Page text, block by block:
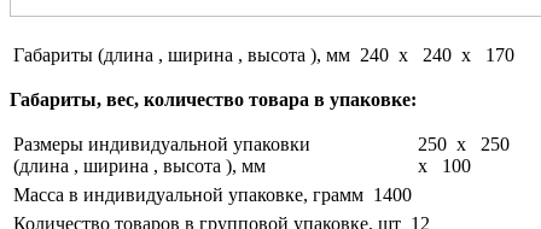
Габариты (длина , ширина , высота ), мм 240 x 240 x 170
Габариты, вес, количество товара в упаковке:
Размеры индивидуальной упаковки
(длина , ширина , высота ), мм
250 x 250
x 100
Масса в индивидуальной упаковке, грамм 1400
Количество товаров в групповой упаковке, шт 12